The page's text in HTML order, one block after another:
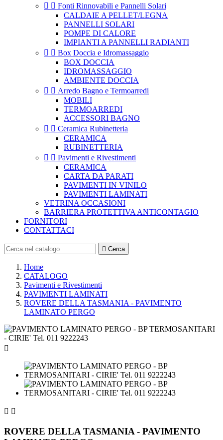
  Fonti Rinnovabili e Pannelli Solari
CALDAIE A PELLET/LEGNA
PANNELLI SOLARI
POMPE DI CALORE
IMPIANTI A PANNELLI RADIANTI
  Box Doccia e Idromassaggio
BOX DOCCIA
IDROMASSAGGIO
AMBIENTE DOCCIA
  Arredo Bagno e Termoarredi
MOBILI
TERMOARREDI
ACCESSORI BAGNO
  Ceramica Rubinetteria
CERAMICA
RUBINETTERIA
  Pavimenti e Rivestimenti
CERAMICA
CARTA DA PARATI
PAVIMENTI IN VINILO
PAVIMENTI LAMINATI
VETRINA OCCASIONI
BARRIERA PROTETTIVA ANTICONTAGIO
FORNITORI
CONTATTACI
 Cerca
Home
CATALOGO
Pavimenti e Rivestimenti
PAVIMENTI LAMINATI
ROVERE DELLA TASMANIA - PAVIMENTO
LAMINATO PERGO

 
ROVERE DELLA TASMANIA - PAVIMENTO